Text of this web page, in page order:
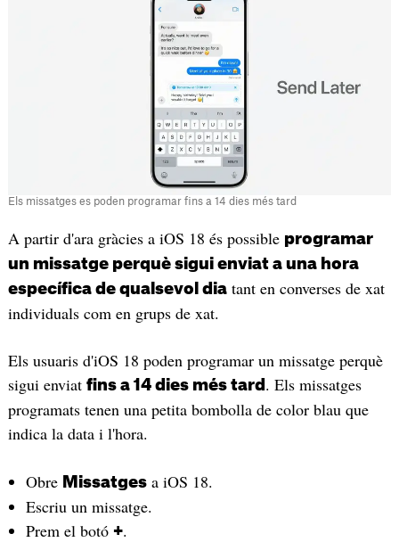
Els missatges es poden programar fins a 14 dies més tard
A partir d'ara gràcies a iOS 18 és possible programar
un missatge perquè sigui enviat a una hora
específica de qualsevol diatant en converses de xat
individuals com en grups de xat.
Els usuaris d'iOS 18 poden programar un missatge perquè
sigui enviat fins a 14 dies més tard . Els missatges
programats tenen una petita bombolla de color blau que
indica la data i l'hora.
Obre Missatgesa iOS 18.
Escriu un missatge.
Prem el botó +.